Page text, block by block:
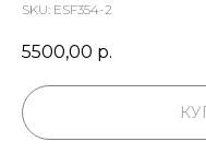
SKU: ESF354-2
5500,00 р.